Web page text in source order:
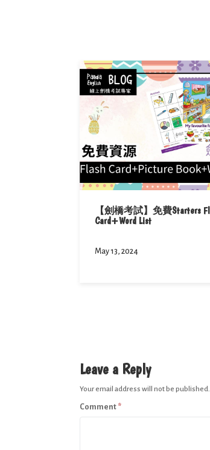
【劍橋考試】免費Starters
Card+Word List
May 13, 2024
Leave a Reply
Your email address will not be published.
Comment *